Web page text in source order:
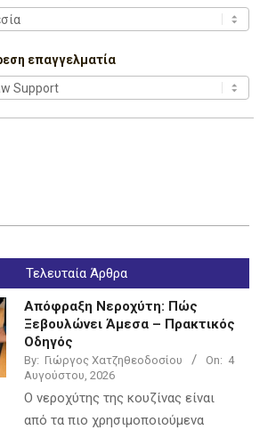
επαγγελματία
Τελευταία Άρθρα
Απόφραξη Νεροχύτη: Πώς
Ξεβουλώνει Άμεσα – Πρακτικός
Οδηγός
By: Γιώργος Χατζηθεοδοσίου On: 4
Αυγούστου, 2026
Ο νεροχύτης της κουζίνας είναι
από τα πιο χρησιμοποιούμενα